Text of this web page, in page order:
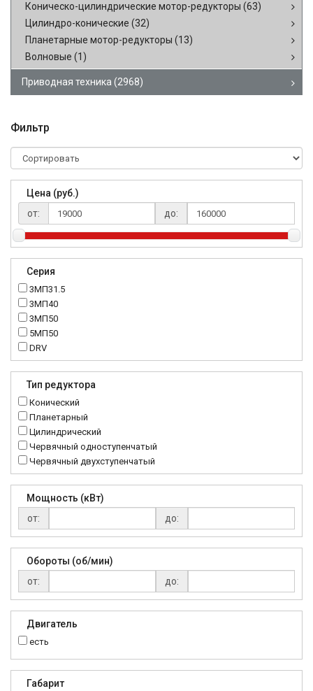
Коническо-цилиндрические мотор-редукторы (63)
Цилиндро-конические (32)
Планетарные мотор-редукторы (13)
Волновые (1)
Приводная техника (2968)
Фильтр
Цена (руб.)
от:
до:
Серия
3МП31.5
3МП40
3МП50
5МП50
DRV
K..DR
MTC
NMRV
RC
Тип редуктора
Конический
Планетарный
Цилиндрический
Червячный одноступенчатый
Червячный двухступенчатый
Мощность (кВт)
от:
до:
Обороты (об/мин)
от:
до:
Двигатель
есть
Габарит